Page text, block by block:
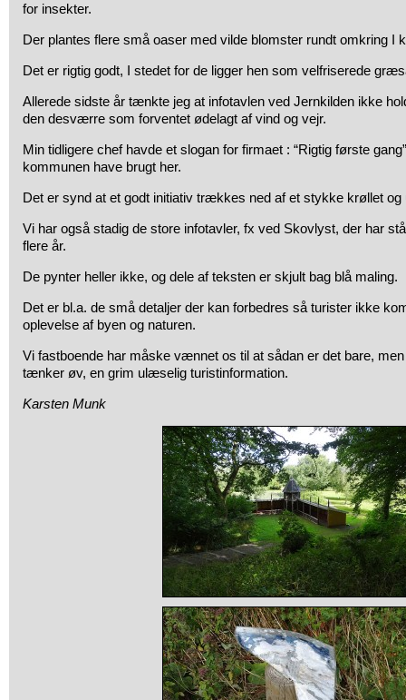
for insekter.
Der plantes flere små oaser med vilde blomster rundt omkring I
Det er rigtig godt, I stedet for de ligger hen som velfriserede
Allerede sidste år tænkte jeg at infotavlen ved Jernkilden ikke
den desværre som forventet ødelagt af vind og vejr.
Min tidligere chef havde et slogan for firmaet : “Rigtig første
kommunen have brugt her.
Det er synd at et godt initiativ trækkes ned af et stykke krøllet
Vi har også stadig de store infotavler, fx ved Skovlyst, der har
flere år.
De pynter heller ikke, og dele af teksten er skjult bag blå maling.
Det er bl.a. de små detaljer der kan forbedres så turister ikke
oplevelse af byen og naturen.
Vi fastboende har måske vænnet os til at sådan er det bare,
tænker øv, en grim ulæselig turistinformation.
Karsten Munk